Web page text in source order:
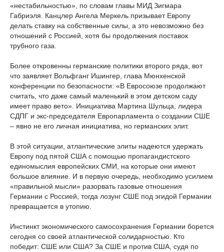
«нестабильностью», по словам главы МИД Зигмара
Габриэля. Канцлер Ангела Меркель призывает Европу
делать ставку на собственные силы, а это невозможно без
отношений с Россией, хотя бы продолжения поставок
трубного газа.
Более откровенны германские политики второго ряда, вот
что заявляет Вольфганг Ишингер, глава Мюнхенской
конференции по безопасности: «В Евросоюзе продолжают
считать, что даже самый маленький в этом детском саду
имеет право вето». Инициатива Мартина Шульца, лидера
СДПГ и экс-председателя Европарламента о создании СШЕ
– явно не его личная инициатива, но германских элит.
В этой ситуации, атлантические элиты надеются удержать
Европу под пятой США с помощью пропагандистского
единомыслия европейских СМИ, на которые они имеют
большое влияние. И в первую очередь, необходимо усилием
«правильной мысли» разорвать газовые отношения
Германии с Россией, тогда лозунг СШЕ под эгидой Германии
превращается в утопию.
Инстинкт экономического самосохранения Германии борется
сегодня со своей атлантической солидарностью. Кто
победит: СШЕ или США? За СШЕ и против США, судя по